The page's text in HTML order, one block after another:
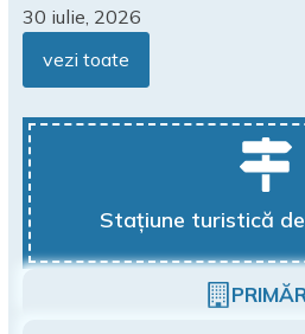
30 iulie, 2026
vezi toate
Stațiune turistică